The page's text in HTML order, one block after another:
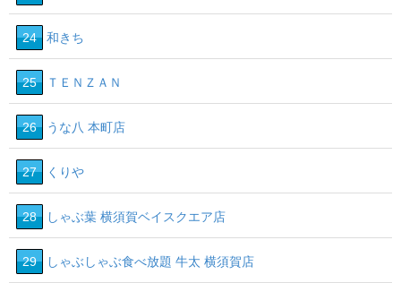
24 和きち
25 ＴＥＮＺＡＮ
26 うな八 本町店
27 くりや
28 しゃぶ葉 横須賀ベイスクエア店
29 しゃぶしゃぶ食べ放題 牛太 横須賀店